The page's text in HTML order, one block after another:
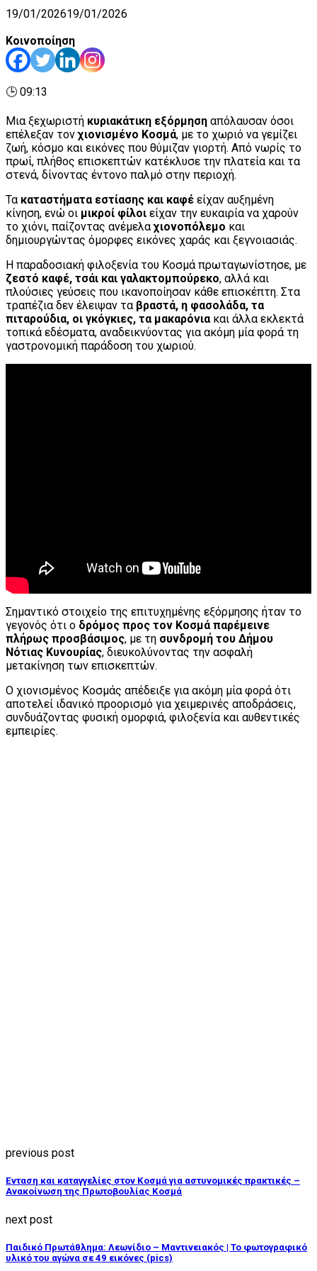
19/01/202619/01/2026
Κοινοποίηση
🕒 09:13
Μια ξεχωριστή κυριακάτικη εξόρμηση απόλαυσαν όσοι
επέλεξαν τονχιονισμένο Κοσμά, με το χωριό να γεμίζει
ζωή, κόσμο και εικόνες που θύμιζαν γιορτή. Από νωρίς το
πρωί, πλήθος επισκεπτών κατέκλυσε την πλατεία και τα
στενά, δίνοντας έντονο παλμό στην περιοχή.
Τα καταστήματα εστίασης και καφέ είχαν αυξημένη
κίνηση, ενώ οι μικροί φίλοι είχαν την ευκαιρία να χαρούν
το χιόνι, παίζοντας ανέμελαχιονοπόλεμο και
δημιουργώντας όμορφες εικόνες χαράς και ξεγνοιασιάς.
Η παραδοσιακή φιλοξενία του Κοσμά πρωταγωνίστησε, με
ζεστό καφέ, τσάι και γαλακτομπούρεκο, αλλά και
πλούσιες γεύσεις που ικανοποίησαν κάθε επισκέπτη. Στα
τραπέζια δεν έλειψαν τα βραστά, η φασολάδα, τα
πιταρούδια, οι γκόγκιες, τα μακαρόνιακαι άλλα εκλεκτά
τοπικά εδέσματα, αναδεικνύοντας για ακόμη μία φορά τη
γαστρονομική παράδοση του χωριού.
Σημαντικό στοιχείο της επιτυχημένης εξόρμησης ήταν το
γεγονός ότι ο δρόμος προς τον Κοσμά παρέμεινε
πλήρως προσβάσιμος, με τη συνδρομή του Δήμου
Νότιας Κυνουρίας, διευκολύνοντας την ασφαλή
μετακίνηση των επισκεπτών.
Ο χιονισμένος Κοσμάς απέδειξε για ακόμη μία φορά ότι
αποτελεί ιδανικό προορισμό για χειμερινές αποδράσεις,
συνδυάζοντας φυσική ομορφιά, φιλοξενία και αυθεντικές
εμπειρίες.
previous post
Ένταση και καταγγελίες στον Κοσμά για αστυνομικές πρακτικές –
Ανακοίνωση της Πρωτοβουλίας Κοσμά
next post
Παιδικό Πρωτάθλημα: Λεωνίδιο – Μαντινειακός | Το φωτογραφικό
υλικό του αγώνα σε 49 εικόνες (pics)